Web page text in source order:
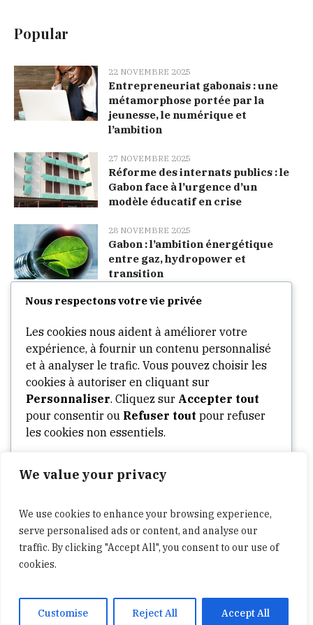
We value your privacy
We use cookies to enhance your browsing experience,
serve personalised ads or content, and analyse our
traffic. By clicking "Accept All", you consent to our use of
cookies.
Customise Reject All Accept All
Nous respectons votre vie privée
Les cookies nous aident à améliorer votre
expérience, à fournir un contenu personnalisé
et à analyser le trafic. Vous pouvez choisir les
cookies à autoriser en cliquant sur
Personnaliser. Cliquez sur Accepter tout
pour consentir ou Refuser tout pour refuser
les cookies non essentiels.
Personnaliser
Propulsé par
Popular
22 NOVEMBRE 2025
Entrepreneuriat gabonais : une
métamorphose portée par la
jeunesse, le numérique et
l’ambition
27 NOVEMBRE 2025
Réforme des internats publics : le
Gabon face à l’urgence d’un
modèle éducatif en crise
28 NOVEMBRE 2025
Gabon : l’ambition énergétique
entre gaz, hydropower et
transition
Arts
Culture
Opinion
Stories
World
Business
A propos Widgets Contactez-nous
241News © 2025 / All Rights Reserved